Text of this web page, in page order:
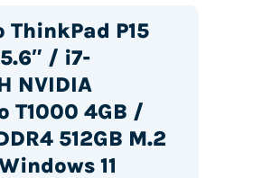
ThinkPad P15
/ i7-
NVIDIA
T1000 4GB /
512GB M.2
11